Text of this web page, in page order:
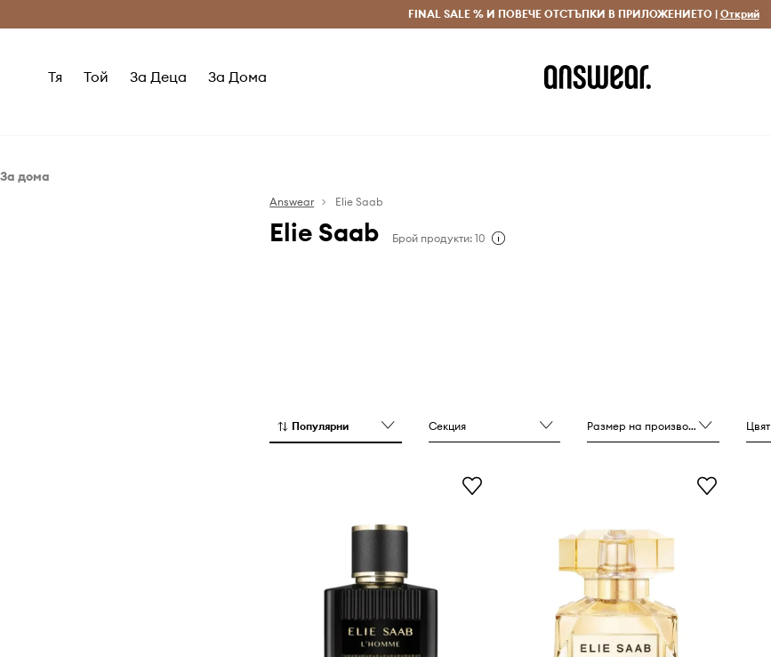
Безплатни доставка и връщане за поръчки над 70 EUR Доставка 1-5 дни
FINAL SALE % И ПОВЕЧЕ ОТСТЪПКИ В ПРИЛОЖЕНИЕТО | Открий
Тя Той За Деца За Дома
За дома
Answear Elie Saab
Elie Saab Брой продукти: 10
и дори интериорния дизайн.
Популярни Секция Размер на производителя Цвят